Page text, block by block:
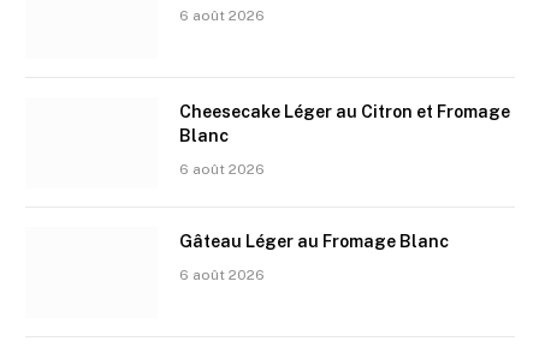
6 août 2026
Cheesecake Léger au Citron et Fromage
Blanc
6 août 2026
Gâteau Léger au Fromage Blanc
6 août 2026